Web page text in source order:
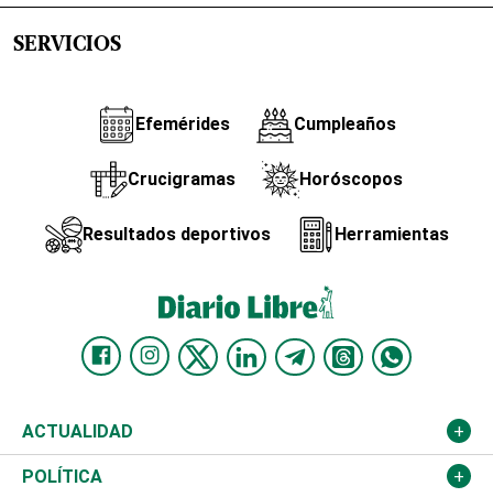
SERVICIOS
Efemérides Cumpleaños
Crucigramas Horóscopos
Resultados deportivos Herramientas
ACTUALIDAD
Nacional
POLÍTICA